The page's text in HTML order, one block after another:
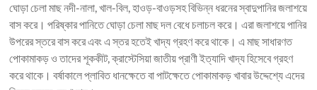
ঘোড়া চেলা মাছ নদী-নালা, খাল-বিল, হাওড়-বাওড়সহ বিভিন্ন ধরনের স্বাদুপানির জলাশয়ে
বাস করে। পরিষ্কার পানিতে ঘোড়া চেলা মাছ দল বেধে চলাচল করে। এরা জলাশয়ে পানির
উপরের স্তরে বাস করে এবং এ স্তর হতেই খাদ্য গ্রহণ করে থাকে। এ মাছ সাধারণত
পোকামাকড় ও তাদের শূককীট, ক্রাস্টেসিয়া জাতীয় প্রাণী ইত্যাদি খাদ্য হিসেবে গ্রহণ
করে থাকে। বর্ষাকালে প্লাবিত ধানক্ষেতে বা পাটক্ষেতে পোকামাকড় খাবার উদ্দেশ্যে এদের